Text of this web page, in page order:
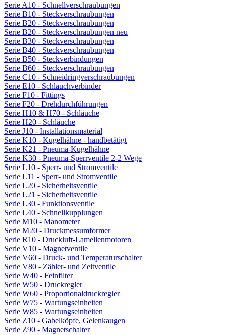
Serie A10 - Schnellverschraubungen
Serie B10 - Steckverschraubungen
Serie B20 - Steckverschraubungen
Serie B20 - Steckverschraubungen neu
Serie B30 - Steckverschraubungen
Serie B40 - Steckverschraubungen
Serie B50 - Steckverbindungen
Serie B60 - Steckverschraubungen
Serie C10 - Schneidringverschraubungen
Serie E10 - Schlauchverbinder
Serie F10 - Fittings
Serie F20 - Drehdurchführungen
Serie H10 & H70 - Schläuche
Serie H20 - Schläuche
Serie J10 - Installationsmaterial
Serie K10 - Kugelhähne - handbetätigt
Serie K21 - Pneuma-Kugelhähne
Serie K30 - Pneuma-Sperrventile 2-2 Wege
Serie L10 - Sperr- und Stromventile
Serie L11 - Sperr- und Stromventile
Serie L20 - Sicherheitsventile
Serie L21 - Sicherheitsventile
Serie L30 - Funktionsventile
Serie L40 - Schnellkupplungen
Serie M10 - Manometer
Serie M20 - Druckmessumformer
Serie R10 - Druckluft-Lamellenmotoren
Serie V10 - Magnetventile
Serie V60 - Druck- und Temperaturschalter
Serie V80 - Zähler- und Zeitventile
Serie W40 - Feinfilter
Serie W50 - Druckregler
Serie W60 - Proportionaldruckregler
Serie W75 - Wartungseinheiten
Serie W85 - Wartungseinheiten
Serie Z10 - Gabelköpfe, Gelenkaugen
Serie Z90 - Magnetschalter